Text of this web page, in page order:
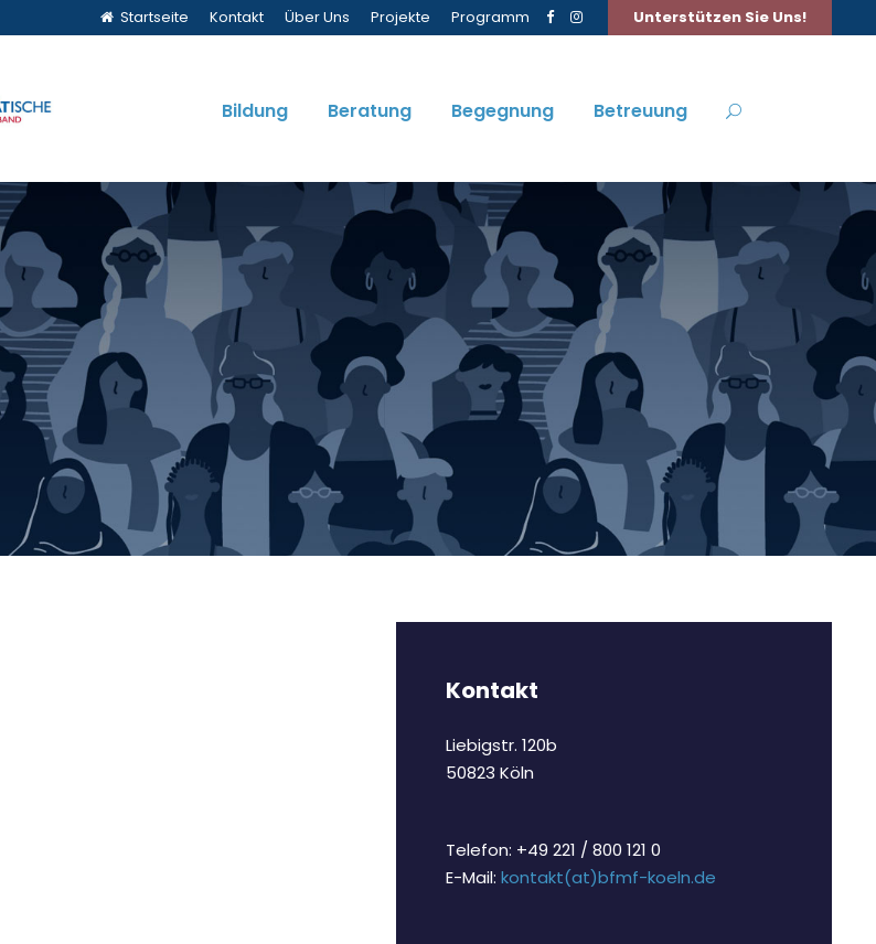
Startseite Kontakt Über Uns Projekte Programm Unterstützen Sie Uns!
Bildung Beratung Begegnung Betreuung
Kontakt
Liebigstr. 120b
50823 Köln
Telefon: +49 221 / 800 121 0
E-Mail:kontakt(at)bfmf-koeln.de